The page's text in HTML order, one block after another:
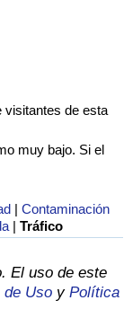
visitantes de esta
muy bajo. Si el
|Contaminación
|Tráfico
El uso de este
de Uso y Política